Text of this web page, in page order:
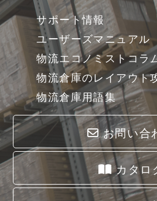
サポート情報
ユーザーズマニュアル
物流エコノミストコラ
物流倉庫のレイアウト
物流倉庫用語集
お問い合
カタロ